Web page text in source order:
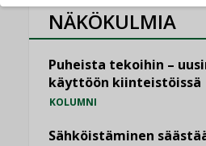
NÄKÖKULMIA
Puheista tekoihin –
käyttöön kiinteistöissä
KOLUMNI
Sähköistäminen